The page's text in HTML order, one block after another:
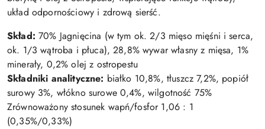
układ odpornościowy i zdrową sierść.
Skład: 70% Jagnięcina (w tym ok. 2/3 mięso mięśni i serca,
ok. 1/3 wątroba i płuca), 28,8% wywar własny z mięsa, 1%
minerały, 0,2% olej z ostropestu
Składniki analityczne: białko 10,8%, tłuszcz 7,2%, popiół
surowy 3%, włókno surowe 0,4%, wilgotność 75%
Zrównoważony stosunek wapń/fosfor 1,06 : 1
(0,35%/0,33%)